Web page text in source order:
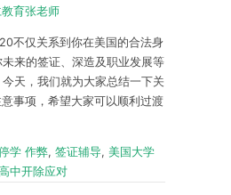
教育张老师
不仅关系到你在美国的合法身
来的签证、深造及职业发展等
天，我们就为大家总结一下关
事项，希望大家可以顺利过渡
学 作弊, 签证辅导, 美国大学
中开除应对